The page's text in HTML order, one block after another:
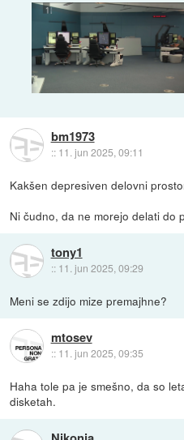
bm1973
:: 11. jun 2025, 09:11
Kakšen depresiven delovni
Ni čudno, da ne morejo delati do
tony1
:: 11. jun 2025, 09:29
Meni se zdijo mize premajhne?
mtosev
:: 11. jun 2025, 09:35
Haha tole pa je smešno, da so
disketah.